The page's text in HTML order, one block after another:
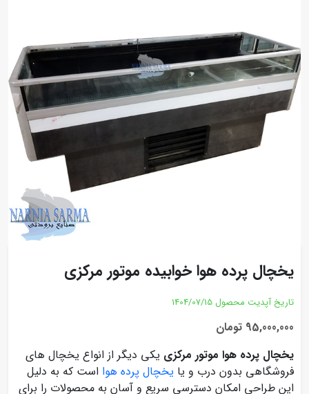
یخچال پرده هوا خوابیده موتور مرکزی
تاریخ آپدیت محصول 1404/07/15
95,000,000 تومان
یخچال پرده هوا موتور مرکزی یکی دیگر از انواع یخچال های
فروشگاهی بدون درب و یا یخچال پرده هوا است که به دلیل
این طراحی امکان دسترسی سریع و آسان به محصولات را برای